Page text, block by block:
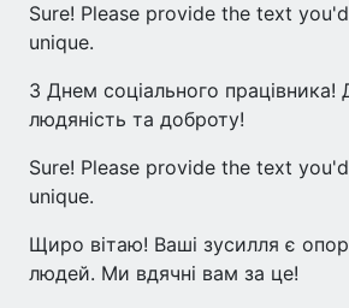
Sure! Please provide the text
unique.
З Днем соціального
людяність та доброту!
Sure! Please provide the text
unique.
Щиро вітаю! Ваші зусилля є
людей. Ми вдячні вам за це!